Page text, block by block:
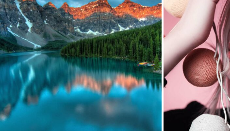
Macro Objects 3 octobre 2016 People